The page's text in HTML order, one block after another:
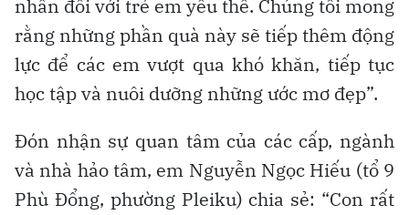
nhân đối với trẻ em yếu thế. Chúng tôi mong
rằng những phần quà này sẽ tiếp thêm động
lực để các em vượt qua khó khăn, tiếp tục
học tập và nuôi dưỡng những ước mơ đẹp”.
Đón nhận sự quan tâm của các cấp, ngành
và nhà hảo tâm, em Nguyễn Ngọc Hiếu (tổ 9
Phù Đổng, phường Pleiku) chia sẻ: “Con rất